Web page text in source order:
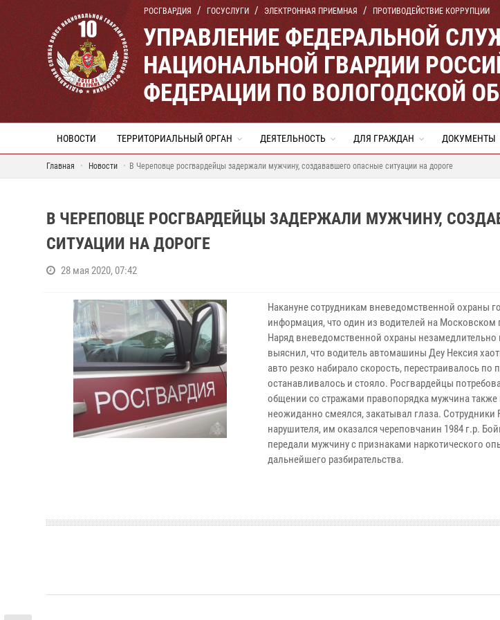
РОСГВАРДИЯ ГОСУСЛУГИ ЭЛЕКТРОННАЯ ПРИЕМНАЯ ПРОТИВОДЕЙСТВИЕ КОРРУПЦИИ
УПРАВЛЕНИЕ ФЕДЕРАЛЬНОЙ
НАЦИОНАЛЬНОЙ ГВАРДИИ
ФЕДЕРАЦИИ ПО ВОЛОГОДСКОЙ
НОВОСТИ ТЕРРИТОРИАЛЬНЫЙ ОРГАН ДЕЯТЕЛЬНОСТЬ ДЛЯ ГРАЖДАН ДОКУМЕНТЫ
Главная Новости В Череповце росгвардейцы задержали мужчину, создававшего опасные ситуации на дороге
В ЧЕРЕПОВЦЕ РОСГВАРДЕЙЦЫ ЗАДЕРЖАЛИ МУЖЧИНУ,
СИТУАЦИИ НА ДОРОГЕ
28 мая 2020, 07:42
Накануне сотрудникам вневедомственной охраны
информация, что один из водителей на Московском
Наряд вневедомственной охраны незамедлительно
выяснил, что водитель автомашины Деу Нексия
авто резко набирало скорость, перестраивалось
останавливалось и стояло. Росгвардейцы
общении со стражами правопорядка мужчина
неожиданно смеялся, закатывал глаза. Сотрудники
нарушителя, им оказался череповчанин 1984 г.р.
передали мужчину с признаками наркотического
дальнейшего разбирательства.